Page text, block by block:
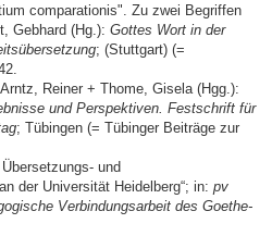
comparationis". Zu zwei Begriffen
Gebhard (Hg.): Gottes Wort in der
; (Stuttgart) (=
Reiner + Thome, Gisela (Hgg.):
und Perspektiven. Festschrift für
; Tübingen (= Tübinger Beiträge zur
und
der Universität Heidelberg“; in: pv
Verbindungsarbeit des Goethe-